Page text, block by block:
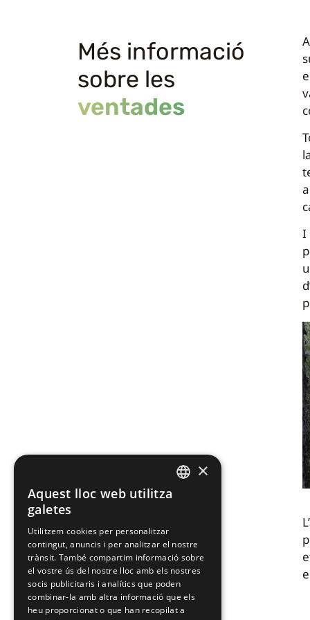
Més informació
sobre les
ventades
I
SPANISH
×
Aquest lloc web utilitza
galetes
Utilitzem cookies per personalitzar
contingut, anuncis i per analitzar el nostre
trànsit. També compartim informació sobre
el vostre ús del nostre lloc amb els nostres
socis publicitaris i analítics que poden
combinar-la amb altra informació que els
heu proporcionat o que han recopilat a